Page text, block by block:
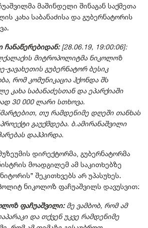
მაშინდელი შინაგან საქმეთა
კახა საბანაძისა და გუბერნატორის
[28.06.19, 19:00:06]:
მიტროპოლიტმა ნიკოლოზ
ჯავახეთის გუბერნატორ ბესიკ
რომ კომუნიკაცია ჰქონდა შს
კახა საბანაძესთან და ეპარქიაში
30 000 ლარი სთხოვა.
თუ რამდენიმე დღეში თანხას
გაუქმდება. ბ.ამირანაშვილი
დაჰპირდა.
დირექტორმა, გუბერნატორმა
მოადგილემ ამ საკითხებზე
შეკითხვებს არ უპასუხეს.
ნიკოლოზ ფაჩუაშვილს დავუსვით:
ფაჩუაშვილი: მე ვამბობ, რომ ამ
და თქვენ უკვე რამდენიმე